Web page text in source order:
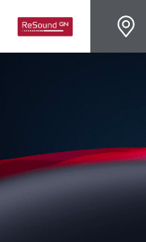
Perte auditive